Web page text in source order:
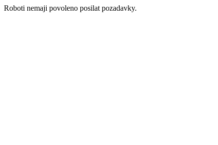
Roboti nemaji povoleno posilat pozadavky.